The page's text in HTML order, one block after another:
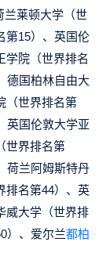
兰莱顿大学（世
第15）、英国伦
学院（世界排名
德国柏林自由大
（世界排名第
英国伦敦大学亚
世界排名第
荷兰阿姆斯特丹
排名第44）、英
威大学（世界排
）、爱尔兰都柏